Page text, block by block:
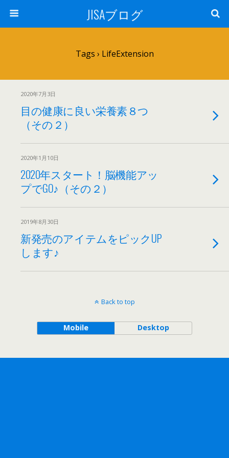
JISAブログ
Tags › LifeExtension
2020年7月3日
目の健康に良い栄養素８つ
（その２）
2020年1月10日
2020年スタート！脳機能アッ
プでGO♪（その２）
2019年8月30日
新発売のアイテムをピックUP
します♪
Back to top
Mobile Desktop